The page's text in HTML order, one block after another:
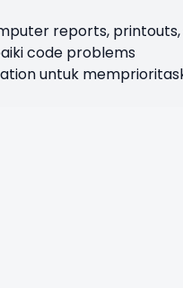
reports,
code problems
untuk